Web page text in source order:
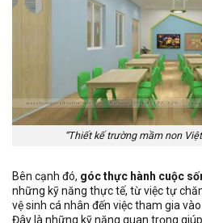
“Thiết kế trường mầm non
Bên cạnh đó, góc thực hành cuộc
những kỹ năng thực tế, từ việc tự
vệ sinh cá nhân đến việc tham gia
Đây là những kỹ năng quan trọng